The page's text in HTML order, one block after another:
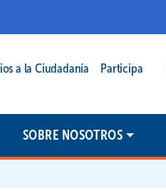
a la Ciudadanía Participa
SOBRE NOSOTROS